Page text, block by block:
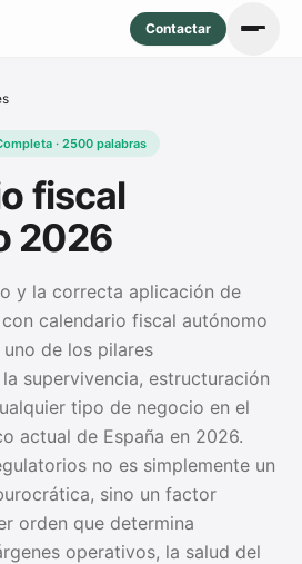
Contactar
· 2500 palabras
fiscal
2026
y la correcta aplicación de
calendario fiscal autónomo
de los pilares
supervivencia, estructuración
tipo de negocio en el
actual de España en 2026.
no es simplemente un
sino un factor
orden que determina
operativos, la salud del